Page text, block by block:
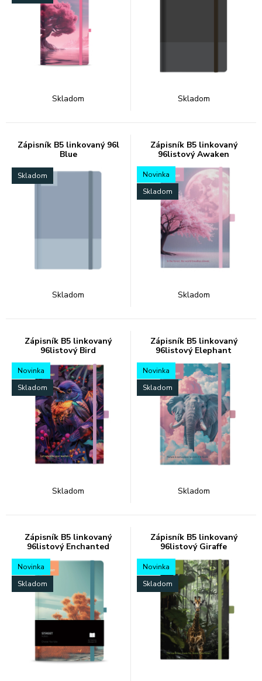
Skladom Skladom
Zápisník B5 linkovaný 96l
Blue
Skladom
Skladom
Zápisník B5 linkovaný
96listový Awaken
Novinka
Skladom
Skladom
Zápisník B5 linkovaný
96listový Bird
Novinka
Skladom
Skladom
Zápisník B5 linkovaný
96listový Elephant
Novinka
Skladom
Skladom
Zápisník B5 linkovaný
96listový Enchanted
Novinka
Skladom
Zápisník B5 linkovaný
96listový Giraffe
Novinka
Skladom